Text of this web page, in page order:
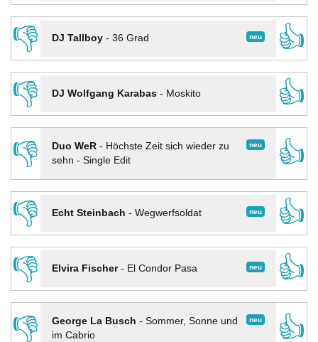
👎
neu
DJ Tallboy- 36 Grad
👍
👎
DJ Wolfgang Karabas- Moskito
👍
👎
neu
Duo WeR- Höchste Zeit sich wieder zu
sehn - Single Edit
👍
👎
neu
Echt Steinbach - Wegwerfsoldat
👍
👎
neu
Elvira Fischer- El Condor Pasa
👍
👎
neu
George La Busch - Sommer, Sonne und
im Cabrio
👍